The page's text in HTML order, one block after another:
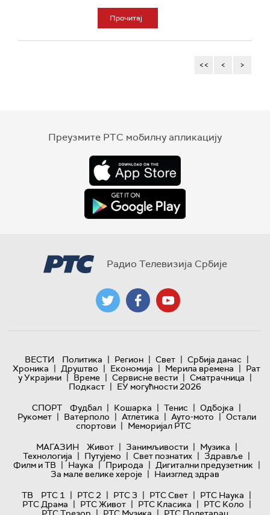
Прочитај
<< < >
Преузмите РТС мобилну апликацију
Радио Телевизија Србије
ВЕСТИ Политика | Регион | Свет | Србија данас |
Хроника | Друштво | Економија | Мерила времена | Рат
у Украјини | Време | Сервисне вести | Сматрачница |
Подкаст | ЕУ могућности 2026
СПОРТ
Фудбал | Кошарка | Тенис | Одбојка |
Рукомет | Ватерполо | Атлетика | Ауто-мото | Остали
спортови | Меморијал РТС
МАГАЗИН
Живот | Занимљивости | Музика |
Технологијa | Путујемо | Свет познатих | Здравље |
Филм и ТВ | Наука | Природа | Дигитални предузетник |
За мале велике хероје | Наизглед здрав
ТВ
РТС 1 | РТС 2 | РТС 3 | РТС Свет | РТС Наука |
РТС Драма | РТС Живот | РТС Класика | РТС Коло |